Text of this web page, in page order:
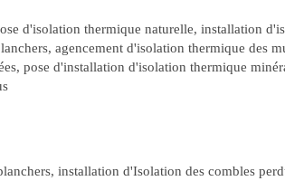
d'isolation thermique naturelle, installation
agencement d'isolation thermique des
pose d'installation d'isolation thermique
installation d'Isolation des combles